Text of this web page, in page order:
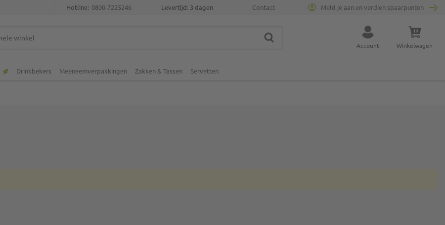
Contact
Levertijd: 3 dagen
Hotline: 0800-7225246 Meld je aan en verdien spaarpunten
Sluit zoekopdracht
ZOEK Account Winkelwagen
Drinkbekers Meeneemverpakkingen Zakken & Tassen Servetten